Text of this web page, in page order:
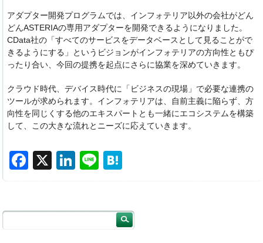
アダプター開発プログラムでは、インフォテリア以外の会社がどん
どんASTERIAの専用アダプターを開発できるようになりました。
CData社の「すべてのサービスをデータベースとして見ることがで
きるようにする」というビジョンがインフォテリアの方向性ともぴ
ったり合い、今回の提携を起点にさらに協業を深めていきます。
クラウド時代、デバイス時代に「ビジネスの現場」で必要な連携の
ツールが求められます。インフォテリアは、自前主義に陥らず、方
向性を同じくする他のエキスパートとも一緒にエコシステムを構築
して、この大きな流れとニーズに応えていきます。
F
e
X
Li
e
Li
n